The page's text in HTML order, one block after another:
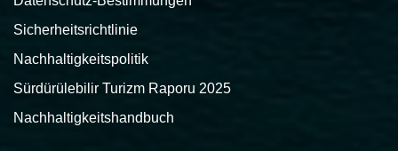
Sicherheitsrichtlinie
Nachhaltigkeitspolitik
Sürdürülebilir Turizm Raporu 2025
Nachhaltigkeitshandbuch